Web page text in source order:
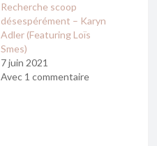
Recherche scoop
désespérément – Karyn
Adler (Featuring Loïs
Smes)
7 juin 2021
Avec 1 commentaire